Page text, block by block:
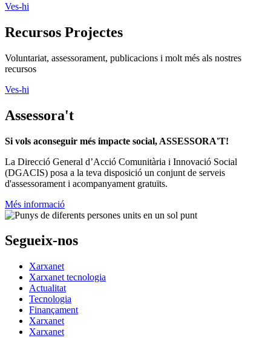
Ves-hi
Recursos Projectes
Voluntariat, assessorament, publicacions i molt més als nostres
recursos
Ves-hi
Assessora't
Si vols aconseguir més impacte social, ASSESSORA'T!
La Direcció General d’Acció Comunitària i Innovació Social
(DGACIS) posa a la teva disposició un conjunt de serveis
d'assessorament i acompanyament gratuïts.
Més informació
Segueix-nos
Xarxanet
Xarxanet tecnologia
Actualitat
Tecnologia
Finançament
Xarxanet
Xarxanet